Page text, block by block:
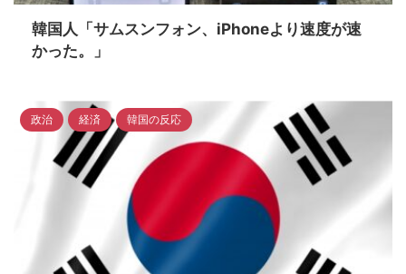
韓国人「サムスンフォン、iPhoneより速度が速
かった。」
政治 経済 韓国の反応